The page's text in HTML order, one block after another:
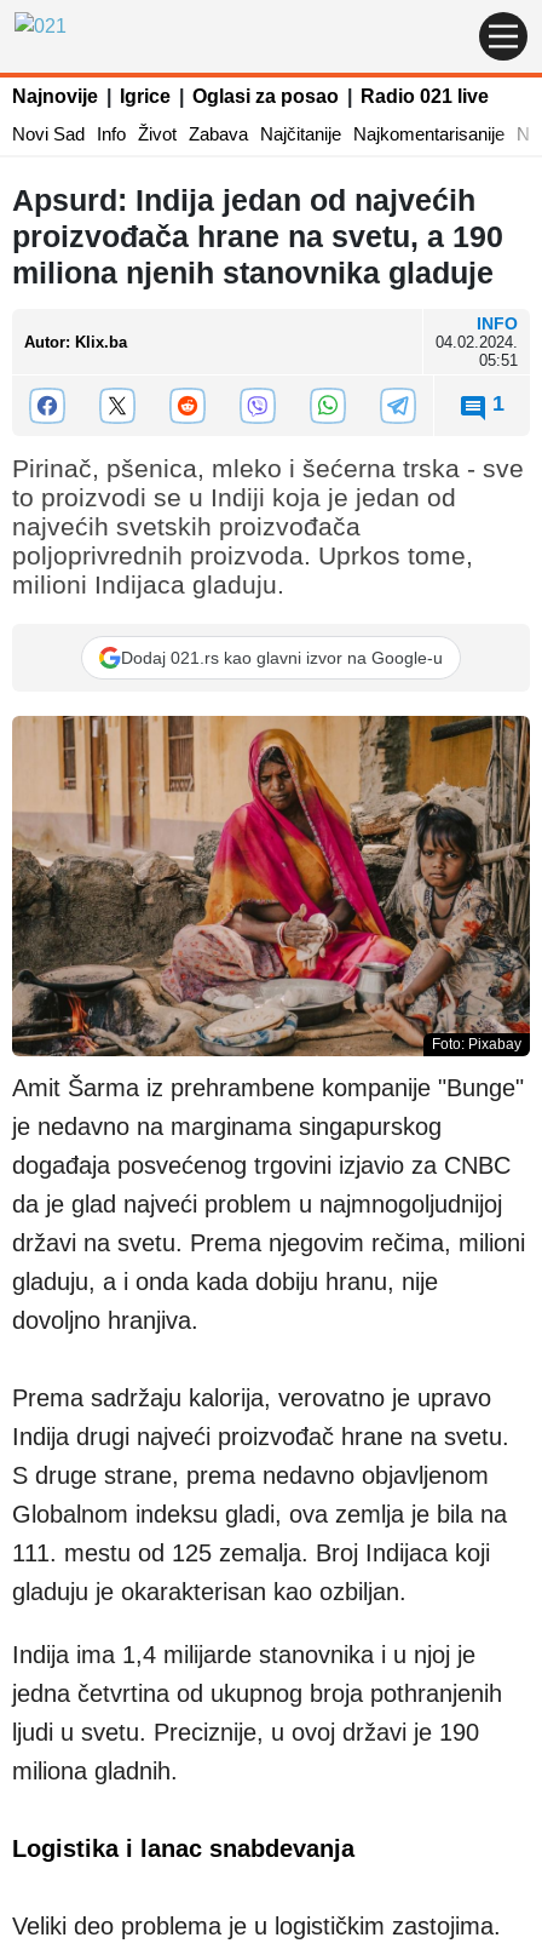
Najnovije Igrice Oglasi za posao
Radio 021 live
Novi Sad
Info Život Zabava Najčitanije Najkomentarisanije
Apsurd: Indija jedan od najvećih
proizvođača hrane na svetu, a 190
miliona njenih stanovnika gladuje
Autor: Klix.ba
INFO
04.02.2024.
05:51
1
Pirinač, pšenica, mleko i šećerna trska - sve
to proizvodi se u Indiji koja je jedan od
najvećih svetskih proizvođača
poljoprivrednih proizvoda. Uprkos tome,
milioni Indijaca gladuju.
Dodaj 021.rs kao glavni izvor na Google-u
Foto: Pixabay
Amit Šarma iz prehrambene kompanije "Bunge"
je nedavno na marginama singapurskog
događaja posvećenog trgovini izjavio za CNBC
da je glad najveći problem u najmnogoljudnijoj
državi na svetu. Prema njegovim rečima, milioni
gladuju, a i onda kada dobiju hranu, nije
dovoljno hranjiva.
Prema sadržaju kalorija, verovatno je upravo
Indija drugi najveći proizvođač hrane na svetu.
S druge strane, prema nedavno objavljenom
Globalnom indeksu gladi, ova zemlja je bila na
111. mestu od 125 zemalja. Broj Indijaca koji
gladuju je okarakterisan kao ozbiljan.
Indija ima 1,4 milijarde stanovnika i u njoj je
jedna četvrtina od ukupnog broja pothranjenih
ljudi u svetu. Preciznije, u ovoj državi je 190
miliona gladnih.
Logistika i lanac snabdevanja
Veliki deo problema je u logističkim zastojima.